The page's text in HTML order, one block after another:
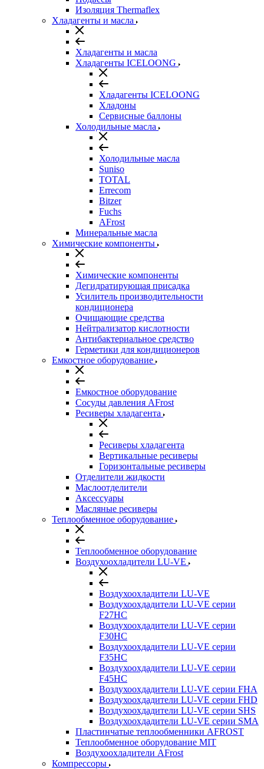
Изоляция Thermaflex
Хладагенты и масла
Хладагенты и масла
Хладагенты ICELOONG
Хладагенты ICELOONG
Хладоны
Сервисные баллоны
Холодильные масла
Холодильные масла
Suniso
TOTAL
Errecom
Bitzer
Fuchs
AFrost
Минеральные масла
Химические компоненты
Химические компоненты
Дегидратирующая присадка
Усилитель производительности
кондиционера
Очищающие средства
Нейтрализатор кислотности
Антибактериальное средство
Герметики для кондиционеров
Емкостное оборудование
Емкостное оборудование
Сосуды давления AFrost
Ресиверы хладагента
Ресиверы хладагента
Вертикальные ресиверы
Горизонтальные ресиверы
Отделители жидкости
Маслоотделители
Аксессуары
Масляные ресиверы
Теплообменное оборудование
Теплообменное оборудование
Воздухоохладители LU-VE
Воздухоохладители LU-VE
Воздухоохдадители LU-VE серии
F27HC
Воздухоохдадители LU-VE серии
F30HC
Воздухоохдадители LU-VE серии
F35HC
Воздухоохдадители LU-VE серии
F45HC
Воздухоохдадители LU-VE серии FHA
Воздухоохдадители LU-VE серии FHD
Воздухоохдадители LU-VE серии SHS
Воздухоохдадители LU-VE серии SMA
Пластинчатые теплообменники AFROST
Теплообменное оборудование MIT
Воздухоохладители AFrost
Компрессоры